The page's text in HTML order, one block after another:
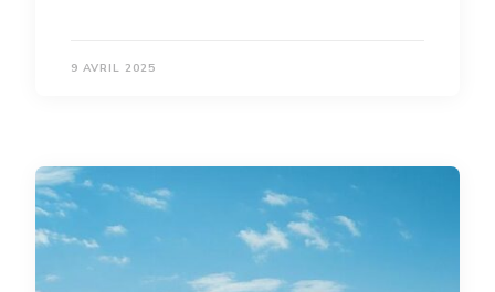
9 AVRIL 2025